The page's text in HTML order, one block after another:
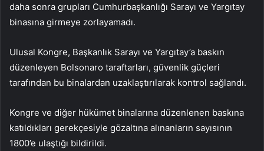
daha sonra grupları Cumhurbaşkanlığı Sarayı ve Yargıtay
binasına girmeye zorlayamadı.
Ulusal Kongre, Başkanlık Sarayı ve Yargıtay’a baskın
düzenleyen Bolsonaro taraftarları, güvenlik güçleri
tarafından bu binalardan uzaklaştırılarak kontrol sağlandı.
Kongre ve diğer hükümet binalarına düzenlenen baskına
katıldıkları gerekçesiyle gözaltına alınanların sayısının
1800’e ulaştığı bildirildi.